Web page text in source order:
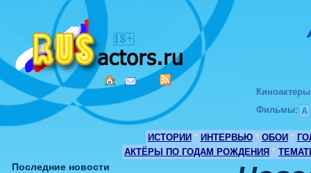
Киноактеры
Фильмы: А
ИСТОРИИ * ИНТЕРВЬЮ * ОБОИ *
АКТЁРЫ ПО ГОДАМ РОЖДЕНИЯ *
Последние новости